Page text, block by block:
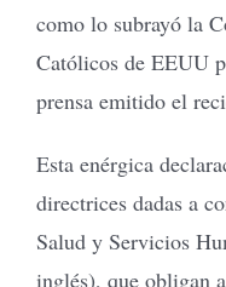
como lo subrayó la
Católicos de EEUU
prensa emitido el
Esta enérgica
directrices dadas a
Salud y Servicios
inglés), que obligan